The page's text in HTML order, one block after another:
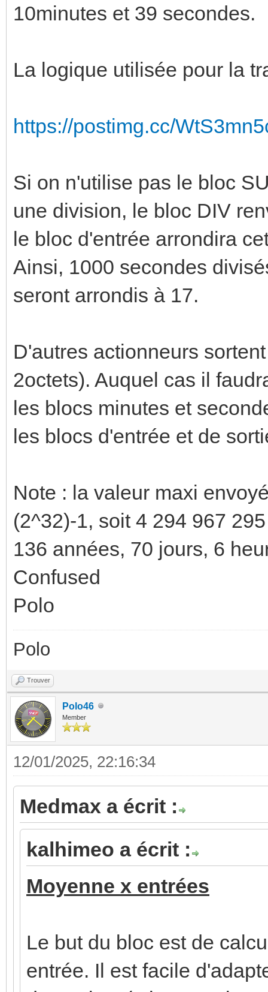
10minutes et 39 secondes.
La logique utilisée pour la
https://postimg.cc/
Si on n'utilise pas le bloc
une division, le bloc DIV
le bloc d'entrée arrondira
Ainsi, 1000 secondes
seront arrondis à 17.
D'autres actionneurs
2octets). Auquel cas il
les blocs minutes et
les blocs d'entrée et de
Note : la valeur maxi
(2^32)-1, soit 4 294 967
136 années, 70 jours, 6
Confused
Polo
Polo
Trouver
Polo46
Member
12/01/2025, 22:16:34
Medmax a écrit :
kalhimeo a écrit :
Moyenne x entrées
Le but du bloc est de
entrée. Il est facile